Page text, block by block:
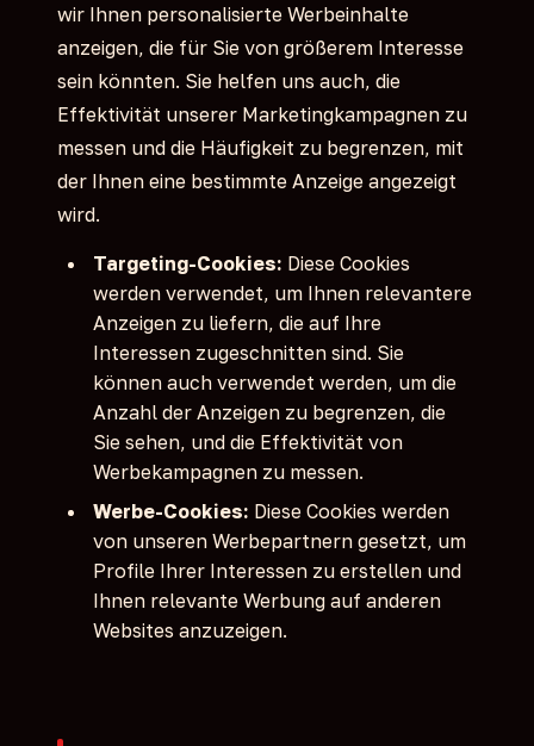
wir Ihnen personalisierte Werbeinhalte
anzeigen, die für Sie von größerem Interesse
sein könnten. Sie helfen uns auch, die
Effektivität unserer Marketingkampagnen zu
messen und die Häufigkeit zu begrenzen, mit
der Ihnen eine bestimmte Anzeige angezeigt
wird.
Targeting-Cookies: Diese Cookies
werden verwendet, um Ihnen relevantere
Anzeigen zu liefern, die auf Ihre
Interessen zugeschnitten sind. Sie
können auch verwendet werden, um die
Anzahl der Anzeigen zu begrenzen, die
Sie sehen, und die Effektivität von
Werbekampagnen zu messen.
Werbe-Cookies: Diese Cookies werden
von unseren Werbepartnern gesetzt, um
Profile Ihrer Interessen zu erstellen und
Ihnen relevante Werbung auf anderen
Websites anzuzeigen.